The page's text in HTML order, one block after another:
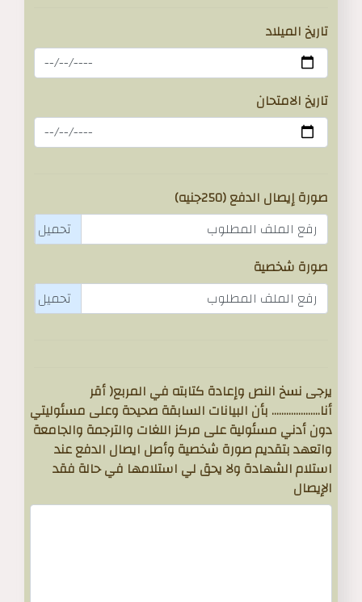
تاريخ الميلاد
تاريخ الامتحان
صورة إيصال الدفع (250جنيه)
رفع الملف المطلوب
صورة شخصية
رفع الملف المطلوب
يرجى نسخ النص وإعادة كتابته في المربع( أقر
أنا.................... بأن البيانات السابقة صحيحة وعلى مسئوليتي
دون أدني مسئولية على مركز اللغات والترجمة والجامعة
واتعهد بتقديم صورة شخصية وأصل ايصال الدفع عند
استلام الشهادة ولا يحق لي استلامها في حالة فقد
الإيصال